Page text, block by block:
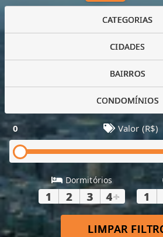
CATEGORIAS
CIDADES
BAIRROS
CONDOMÍNIOS
0 Valor (R$)
Dormitórios
1 2 3 4+ 1
LIMPAR